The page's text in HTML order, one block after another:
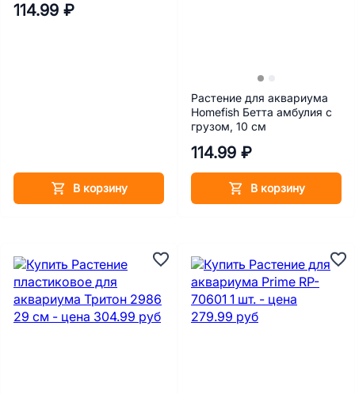
114.99 ₽
В корзину
Растение для аквариума
Homefish Бетта амбулия с
грузом, 10 см
114.99 ₽
В корзину